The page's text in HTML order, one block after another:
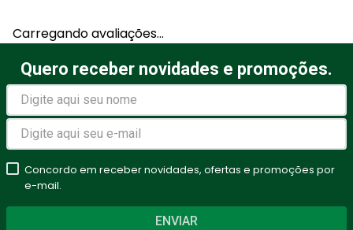
Carregando avaliações…
Quero receber novidades e promoções.
Concordo em receber novidades, ofertas e promoções por
e-mail.
ENVIAR